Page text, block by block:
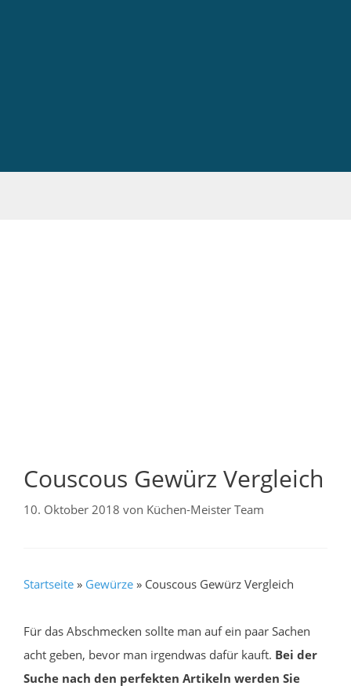
Couscous Gewürz Vergleich
10. Oktober 2018 von Küchen-Meister Team
Startseite » Gewürze » Couscous Gewürz Vergleich
Für das Abschmecken sollte man auf ein paar Sachen
acht geben, bevor man irgendwas dafür kauft. Bei der
Suche nach den perfekten Artikeln werden Sie